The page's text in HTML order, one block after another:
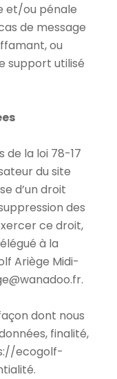
et/ou pénale
de message
ou
support utilisé
de la loi 78-17
du site
d’un droit
des
ce droit,
à la
Ariège Midi-
dont nous
finalité,
ecogolf-